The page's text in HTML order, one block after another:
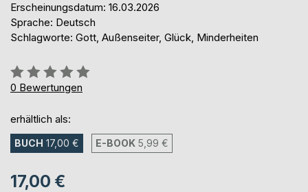
Erscheinungsdatum: 16.03.2026
Sprache: Deutsch
Schlagworte: Gott, Außenseiter, Glück, Minderheiten
Bewertung::
0%
0 Bewertungen
erhältlich als:
BUCH 17,00 € E-BOOK 5,99 €
17,00 €